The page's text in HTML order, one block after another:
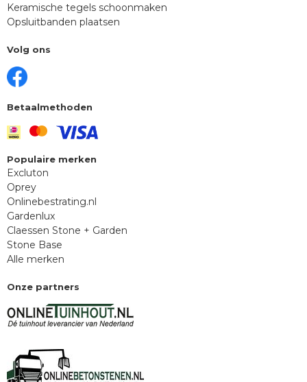
Keramische tegels schoonmaken
Opsluitbanden plaatsen
Volg ons
Betaalmethoden
Populaire merken
Excluton
Oprey
Onlinebestrating.nl
Gardenlux
Claessen Stone + Garden
Stone Base
Alle merken
Onze partners